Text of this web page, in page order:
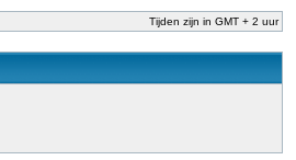
Tijden zijn in GMT + 2 uur